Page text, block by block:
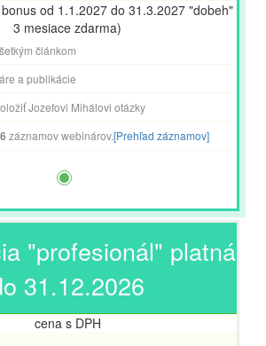
od 1.1.2027 do 31.3.2027 "dobeh"
3 mesiace zdarma)
článkom
a publikácie
Jozefovi Mihálovi otázky
záznamov webinárov.[Prehľad záznamov]
"profesionál" platná
31.12.2026
cena s DPH